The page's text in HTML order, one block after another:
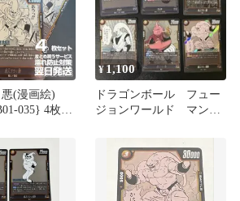
(漫画絵)
4枚セ
¥ 1,100
ドラゴンボール フュー
ジョンワールド マンガ
ルマ 孫悟空